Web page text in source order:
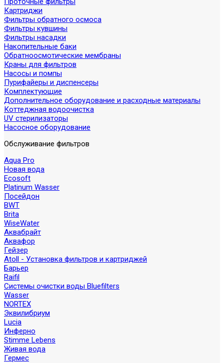
Картриджи
Фильтры обратного осмоса
Фильтры кувшины
Фильтры насадки
Накопительные баки
Обратноосмотические мембраны
Краны для фильтров
Насосы и помпы
Пурифайеры и диспенсеры
Комплектующие
Дополнительное оборудование и расходные материалы
Коттеджная водоочистка
UV стерилизаторы
Насосное оборудование
Обслуживание фильтров
Aqua Pro
Новая вода
Ecosoft
Platinum Wasser
Посейдон
BWT
Brita
WiseWater
Аквабрайт
Аквафор
Гейзер
Atoll - Установка фильтров и картриджей
Барьер
Raifil
Системы очистки воды Bluefilters
Wasser
NORTEX
Эквилибриум
Lucia
Инферно
Stimme Lebens
Живая вода
Гермес